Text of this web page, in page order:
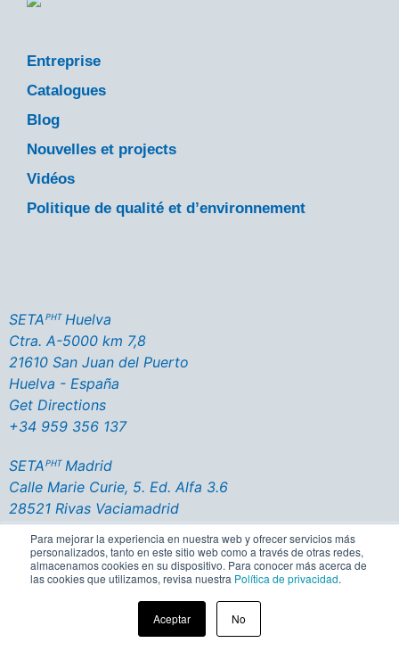
Para mejorar la experiencia en nuestra web y ofrecer servicios más
personalizados, tanto en este sitio web como a través de otras redes,
almacenamos cookies en su dispositivo. Para conocer más acerca de
las cookies que utilizamos, revisa nuestra Política de privacidad.
Aceptar No
Entreprise
Catalogues
Blog
Nouvelles et projects
Vidéos
Politique de qualité et d’environnement
SETAᴾᴴᵀ Huelva
Ctra. A-5000 km 7,8
21610 San Juan del Puerto
Huelva - España
Get Directions
+34 959 356 137
SETAᴾᴴᵀ Madrid
Calle Marie Curie, 5. Ed. Alfa 3.6
28521 Rivas Vaciamadrid
Madrid - España
Get Directions
+34 916 702 200
Aviso Legal